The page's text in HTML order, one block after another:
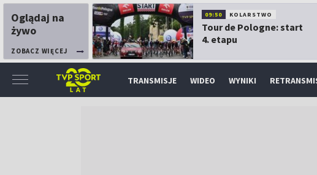
Oglądaj na
żywo
ZOBACZ WIĘCEJ
09:50 KOLARSTWO
Tour de Pologne: start
4. etapu
TRANSMISJE WIDEO WYNIKI